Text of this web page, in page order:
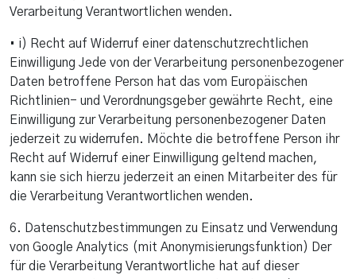
Verarbeitung Verantwortlichen wenden.
• i) Recht auf Widerruf einer datenschutzrechtlichen
Einwilligung Jede von der Verarbeitung personenbezogener
Daten betroffene Person hat das vom Europäischen
Richtlinien- und Verordnungsgeber gewährte Recht, eine
Einwilligung zur Verarbeitung personenbezogener Daten
jederzeit zu widerrufen. Möchte die betroffene Person ihr
Recht auf Widerruf einer Einwilligung geltend machen,
kann sie sich hierzu jederzeit an einen Mitarbeiter des für
die Verarbeitung Verantwortlichen wenden.
6. Datenschutzbestimmungen zu Einsatz und Verwendung
von Google Analytics (mit Anonymisierungsfunktion) Der
für die Verarbeitung Verantwortliche hat auf dieser